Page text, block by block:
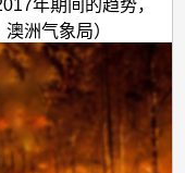
年期间的趋势，
洲气象局）